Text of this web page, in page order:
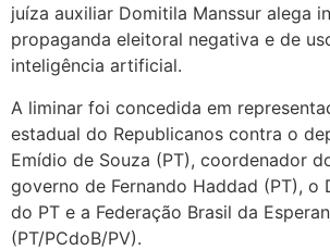
juíza auxiliar Domitila Manssur alega
propaganda eleitoral negativa e de
inteligência artificial.
A liminar foi concedida em
estadual do Republicanos contra o
Emídio de Souza (PT), coordenador
governo de Fernando Haddad (PT), o
do PT e a Federação Brasil da
(PT/PCdoB/PV).